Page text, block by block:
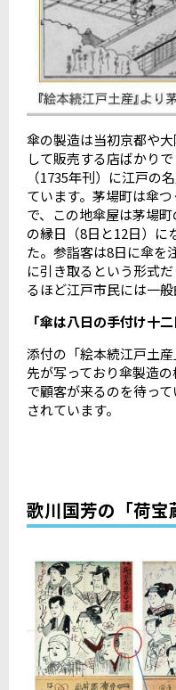
傘の製造は当初京都や
して販売する店ばかり
（1735年刊）に江戸の
ています。茅場町は傘
で、この地傘屋は茅場
の縁日（8日と12日）に
た。参詣客は8日に傘を
に引き取るという形式
るほど江戸市民には一
「傘は八日の手付け十二
添付の「絵本続江戸土
先が写っており傘製造
で顧客が来るのを待っ
されています。
歌川国芳の「荷宝